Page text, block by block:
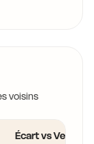
voisins
Écart vs Vernou-